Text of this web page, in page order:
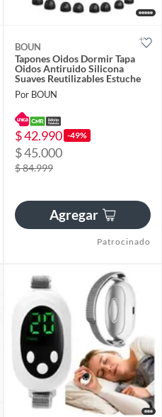
BOUN
Tapones Oidos Dormir Tapa
Oidos Antiruido Silicona
Suaves Reutilizables Estuche
Por BOUN
$ 42.990 -49%
$ 45.000
$ 84.999
Agregar
Patrocinado